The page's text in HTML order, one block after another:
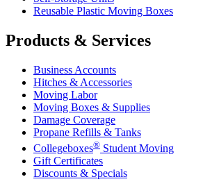
Reusable Plastic Moving Boxes
Products & Services
Business Accounts
Hitches & Accessories
Moving Labor
Moving Boxes & Supplies
Damage Coverage
Propane Refills & Tanks
Collegeboxes® Student Moving
Gift Certificates
Discounts & Specials